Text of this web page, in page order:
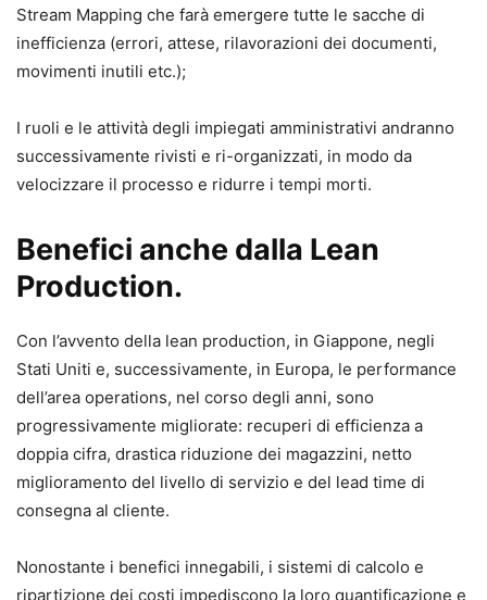
Stream Mapping che farà emergere tutte le sacche di
inefficienza (errori, attese, rilavorazioni dei documenti,
movimenti inutili etc.);
I ruoli e le attività degli impiegati amministrativi andranno
successivamente rivisti e ri-organizzati, in modo da
velocizzare il processo e ridurre i tempi morti.
Benefici anche dalla Lean
Production.
Con l’avvento della lean production, in Giappone, negli
Stati Uniti e, successivamente, in Europa, le performance
dell’area operations, nel corso degli anni, sono
progressivamente migliorate: recuperi di efficienza a
doppia cifra, drastica riduzione dei magazzini, netto
miglioramento del livello di servizio e del lead time di
consegna al cliente.
Nonostante i benefici innegabili, i sistemi di calcolo e
ripartizione dei costi impediscono la loro quantificazione e